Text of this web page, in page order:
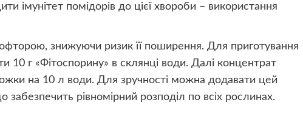
імунітет помідорів до цієї хвороби – використання
знижуючи ризик її поширення. Для приготування
10 г «Фітоспорину» в склянці води. Далі концентрат
на 10 л води. Для зручності можна додавати цей
рівномірний розподіл по всіх рослинах.